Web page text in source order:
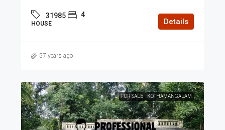
31985 4
HOUSE Details
57 years ago
FOR SALE KOTHAMANGALAM